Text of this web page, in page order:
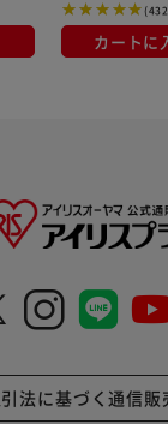
カートに
法に基づく通信販